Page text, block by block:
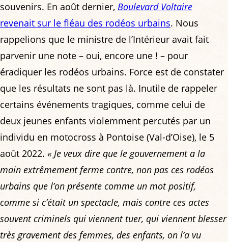
souvenirs. En août dernier, Boulevard Voltaire
revenait sur le fléau des rodéos urbains. Nous
rappelions que le ministre de l’Intérieur avait fait
parvenir une note – oui, encore une ! – pour
éradiquer les rodéos urbains. Force est de constater
que les résultats ne sont pas là. Inutile de rappeler
certains événements tragiques, comme celui de
deux jeunes enfants violemment percutés par un
individu en motocross à Pontoise (Val-d’Oise), le 5
août 2022. « Je veux dire que le gouvernement a la
main extrêmement ferme contre, non pas ces rodéos
urbains que l’on présente comme un mot positif,
comme si c’était un spectacle, mais contre ces actes
souvent criminels qui viennent tuer, qui viennent blesser
très gravement des femmes, des enfants, on l’a vu